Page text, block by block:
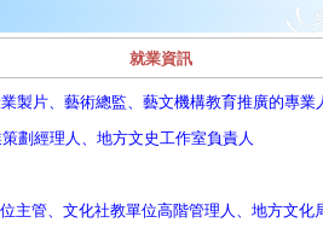
就業資訊
製片、藝術總監、藝文機構教育推廣的專
劃經理人、地方文史工作室負責人
主管、文化社教單位高階管理人、地方文化